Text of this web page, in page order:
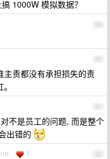
1000W 模拟数据？
29
30
主责都没有承担损失的责
31
不是员工的问题, 而是整个
出错的
32
1